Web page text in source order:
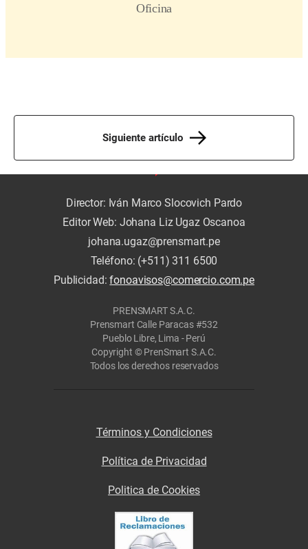
Siguiente artículo
Director: Iván Marco Slocovich Pardo
Editor Web: Johana Liz Ugaz Oscanoa
johana.ugaz@prensmart.pe
Teléfono: (+511) 311 6500
Publicidad:fonoavisos@comercio.com.pe
PRENSMART S.A.C.
Prensmart Calle Paracas #532
Pueblo Libre, Lima - Perú
Copyright © PrenSmart S.A.C.
Todos los derechos reservados
Términos y Condiciones
Política de Privacidad
Politica de Cookies